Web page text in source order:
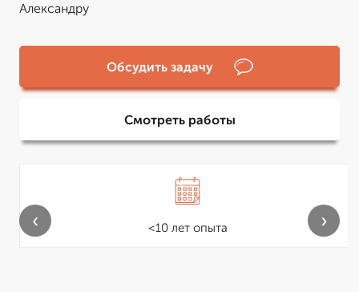
Александру
Обсудить задачу
Смотреть работы
<10 лет опыта
‹ ›